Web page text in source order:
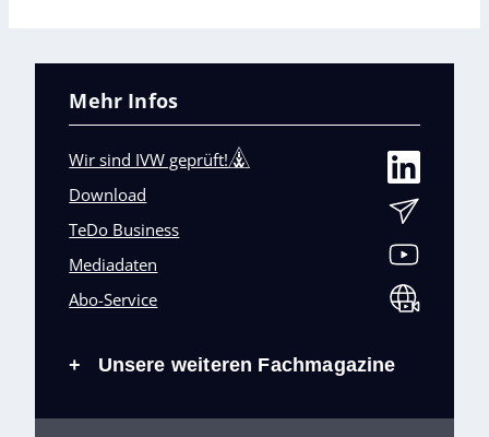
Mehr Infos
Wir sind IVW geprüft!
Download
TeDo Business
Mediadaten
Abo-Service
+ Unsere weiteren Fachmagazine